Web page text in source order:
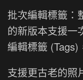
批次編輯標籤：
的新版本支援一
編輯標籤 (Tags)
支援更古老的照